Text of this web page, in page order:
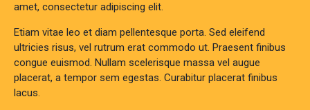
amet, consectetur adipiscing elit.
Etiam vitae leo et diam pellentesque porta. Sed eleifend
ultricies risus, vel rutrum erat commodo ut. Praesent finibus
congue euismod. Nullam scelerisque massa vel augue
placerat, a tempor sem egestas. Curabitur placerat finibus
lacus.